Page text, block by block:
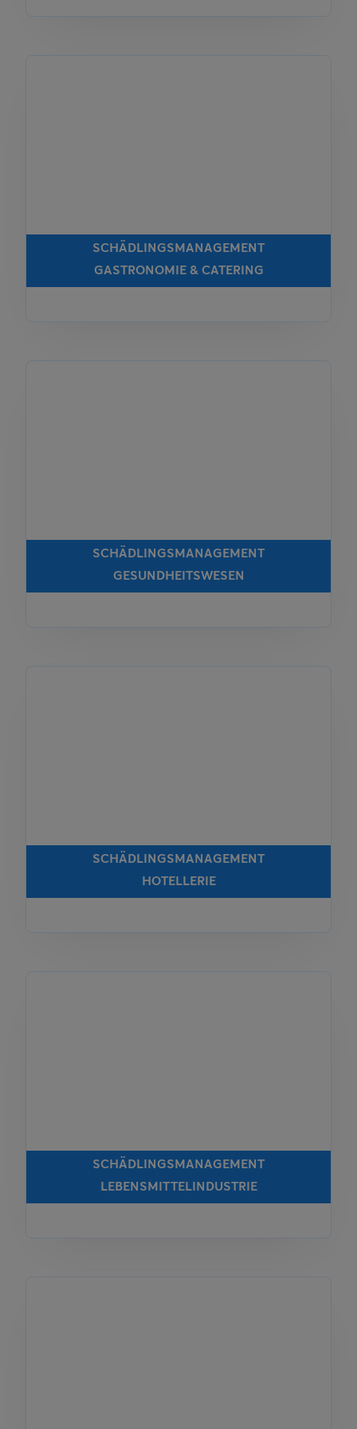
SCHÄDLINGSMANAGEMENT
GASTRONOMIE & CATERING
SCHÄDLINGSMANAGEMENT
GESUNDHEITSWESEN
SCHÄDLINGSMANAGEMENT
HOTELLERIE
SCHÄDLINGSMANAGEMENT
LEBENSMITTELINDUSTRIE